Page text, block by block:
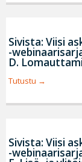
Sivista: Viisi
-
D.
Tutustu
Sivista: Viisi
-